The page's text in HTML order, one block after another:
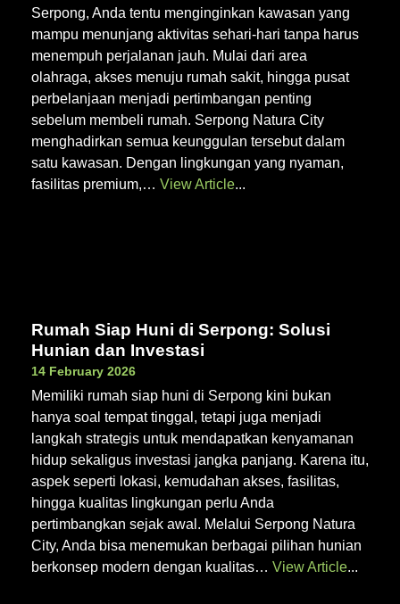
Serpong, Anda tentu menginginkan kawasan yang
mampu menunjang aktivitas sehari-hari tanpa harus
menempuh perjalanan jauh. Mulai dari area
olahraga, akses menuju rumah sakit, hingga pusat
perbelanjaan menjadi pertimbangan penting
sebelum membeli rumah. Serpong Natura City
menghadirkan semua keunggulan tersebut dalam
satu kawasan. Dengan lingkungan yang nyaman,
fasilitas premium,… View Article
Rumah Siap Huni di Serpong: Solusi
Hunian dan Investasi
14 February 2026
Memiliki rumah siap huni di Serpong kini bukan
hanya soal tempat tinggal, tetapi juga menjadi
langkah strategis untuk mendapatkan kenyamanan
hidup sekaligus investasi jangka panjang. Karena itu,
aspek seperti lokasi, kemudahan akses, fasilitas,
hingga kualitas lingkungan perlu Anda
pertimbangkan sejak awal. Melalui Serpong Natura
City, Anda bisa menemukan berbagai pilihan hunian
berkonsep modern dengan kualitas… View Article